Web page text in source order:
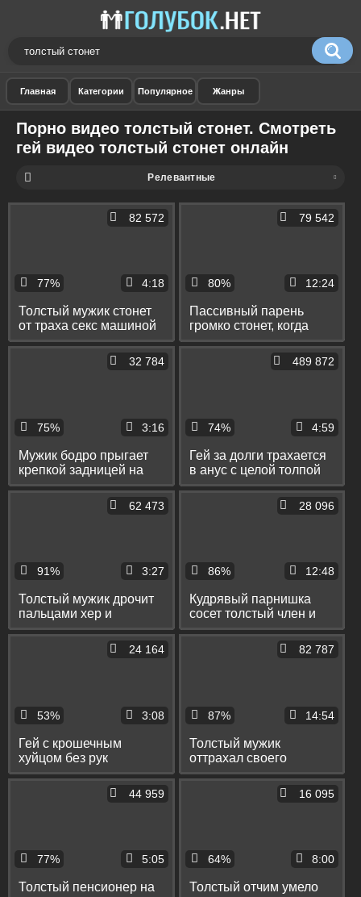
Порно видео толстый стонет. Смотреть
гей видео толстый стонет онлайн
Релевантные
77%
82 572
4:18
Толстый мужик стонет
от траха секс машиной
и вставляет себе в зад
80%
79 542
12:24
Пассивный парень
громко стонет, когда
партнер жестко ебет
75%
32 784
3:16
Мужик бодро прыгает
крепкой задницей на
большом дилдо и
стонет от удовольствия
74%
489 872
4:59
Гей за долги трахается
в анус с целой толпой
мужиков и стонет от
больших членов
91%
62 473
3:27
Толстый мужик дрочит
пальцами хер и
спускает сперму на пол
86%
28 096
12:48
Кудрявый парнишка
сосет толстый член и
безотказно принимает
53%
24 164
3:08
Гей с крошечным
хуйцом без рук
насаживается жопой на
87%
82 787
14:54
Толстый мужик
оттрахал своего
старого друга в задницу
и в позе 69 дал ему на
77%
44 959
5:05
Толстый пенсионер на
64%
16 095
8:00
Толстый отчим умело